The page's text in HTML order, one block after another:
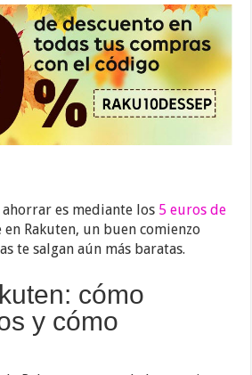
es mediante los 5 euros de
Rakuten, un buen comienzo
te salgan aún más baratas.
cómo
y cómo